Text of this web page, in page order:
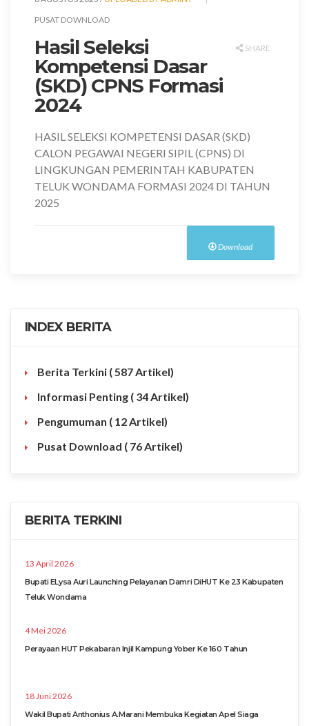
PUSAT DOWNLOAD
SHARE
Hasil Seleksi
Kompetensi Dasar
(SKD) CPNS Formasi
2024
HASIL SELEKSI KOMPETENSI DASAR (SKD)
CALON PEGAWAI NEGERI SIPIL (CPNS) DI
LINGKUNGAN PEMERINTAH KABUPATEN
TELUK WONDAMA FORMASI 2024 DI TAHUN
2025
Download
INDEX BERITA
Berita Terkini ( 587 Artikel)
Informasi Penting ( 34 Artikel)
Pengumuman ( 12 Artikel)
Pusat Download ( 76 Artikel)
BERITA TERKINI
13 April 2026
Bupati ELysa Auri Launching Pelayanan Damri DiHUT Ke 23 Kabupaten
Teluk Wondama
4 Mei 2026
Perayaan HUT Pekabaran Injil Kampung Yober Ke 160 Tahun
18 Juni 2026
Wakil Bupati Anthonius A.Marani Membuka Kegiatan Apel Siaga